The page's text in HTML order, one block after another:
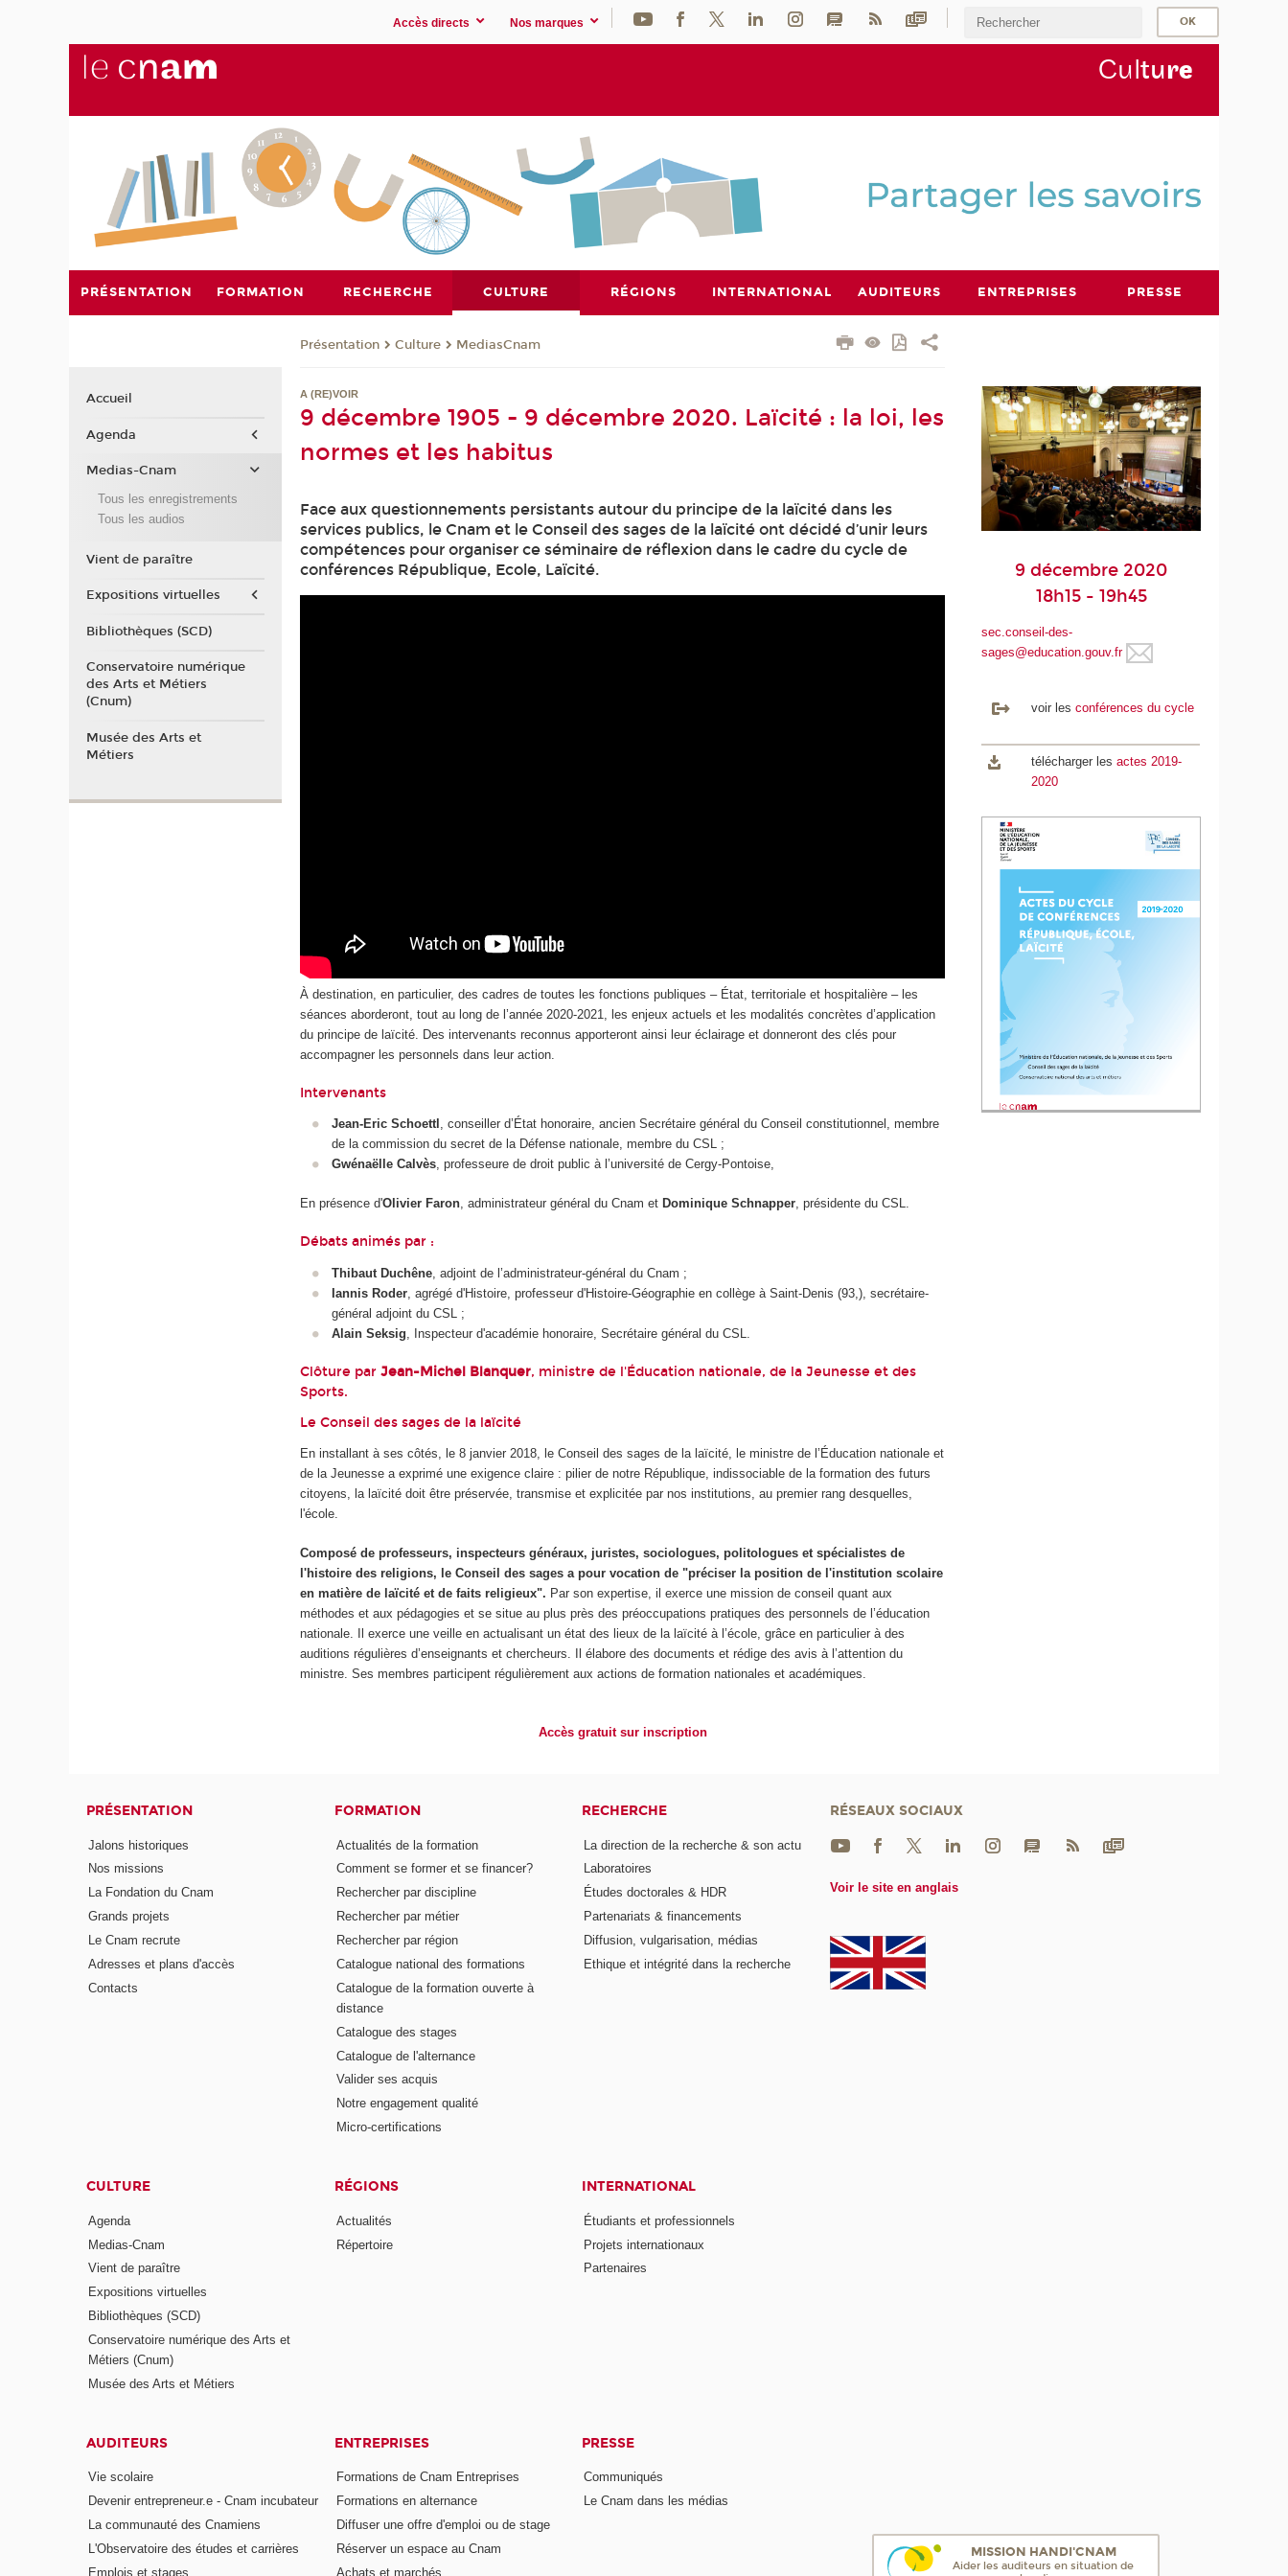
Accès directs Nos marques
Culture
PRÉSENTATION FORMATION RECHERCHE CULTURE RÉGIONS INTERNATIONAL AUDITEURS ENTREPRISES PRESSE
Présentation Culture MediasCnam
A (RE)VOIR
9 décembre 1905 - 9 décembre 2020. Laïcité : la loi, les
normes et les habitus
Face aux questionnements persistants autour du principe de la laïcité dans les
services publics, le Cnam et le Conseil des sages de la laïcité ont décidé d’unir leurs
compétences pour organiser ce séminaire de réflexion dans le cadre du cycle de
conférences République, Ecole, Laïcité.
À destination, en particulier, des cadres de toutes les fonctions publiques – État, territoriale et hospitalière – les
séances aborderont, tout au long de l’année 2020-2021, les enjeux actuels et les modalités concrètes d’application
du principe de laïcité. Des intervenants reconnus apporteront ainsi leur éclairage et donneront des clés pour
accompagner les personnels dans leur action.
Intervenants
Jean-Eric Schoettl , conseiller d’État honoraire, ancien Secrétaire général du Conseil constitutionnel, membre
de la commission du secret de la Défense nationale, membre du CSL ;
Gwénaëlle Calvès, professeure de droit public à l’université de Cergy-Pontoise,
En présence d'Olivier Faron , administrateur général du Cnam et Dominique Schnapper , présidente du CSL.
Débats animés par :
Thibaut Duchêne, adjoint de l’administrateur-général du Cnam ;
Iannis Roder, agrégé d'Histoire, professeur d'Histoire-Géographie en collège à Saint-Denis (93,), secrétaire-
général adjoint du CSL ;
Alain Seksig , Inspecteur d'académie honoraire, Secrétaire général du CSL.
Clôture parJean-Michel Blanquer, ministre de l'Éducation nationale, de la Jeunesse et des
Sports.
Le Conseil des sages de la laïcité
En installant à ses côtés, le 8 janvier 2018, le Conseil des sages de la laïcité, le ministre de l’Éducation nationale et
de la Jeunesse a exprimé une exigence claire : pilier de notre République, indissociable de la formation des futurs
citoyens, la laïcité doit être préservée, transmise et explicitée par nos institutions, au premier rang desquelles,
l'école.
Composé de professeurs, inspecteurs généraux, juristes, sociologues, politologues et spécialistes de
l'histoire des religions, le Conseil des sages a pour vocation de "préciser la position de l'institution scolaire
en matière de laïcité et de faits religieux". Par son expertise, il exerce une mission de conseil quant aux
méthodes et aux pédagogies et se situe au plus près des préoccupations pratiques des personnels de l’éducation
nationale. Il exerce une veille en actualisant un état des lieux de la laïcité à l’école, grâce en particulier à des
auditions régulières d’enseignants et chercheurs. Il élabore des documents et rédige des avis à l’attention du
ministre. Ses membres participent régulièrement aux actions de formation nationales et académiques.
Accès gratuit sur inscription
9 décembre 2020
18h15 - 19h45
sec.conseil-des-
sages@education.gouv.fr
voir les conférences du cycle
télécharger les actes 2019-
2020
Accueil
Agenda
Medias-Cnam
Tous les enregistrements
Tous les audios
Vient de paraître
Expositions virtuelles
Bibliothèques (SCD)
Conservatoire numérique
des Arts et Métiers
(Cnum)
Musée des Arts et
Métiers
PRÉSENTATION
Jalons historiques
Nos missions
La Fondation du Cnam
Grands projets
Le Cnam recrute
Adresses et plans d'accès
Contacts
FORMATION
Actualités de la formation
Comment se former et se financer?
Rechercher par discipline
Rechercher par métier
Rechercher par région
Catalogue national des formations
Catalogue de la formation ouverte à
distance
Catalogue des stages
Catalogue de l'alternance
Valider ses acquis
Notre engagement qualité
Micro-certifications
RECHERCHE
La direction de la recherche & son actu
Laboratoires
Études doctorales & HDR
Partenariats & financements
Diffusion, vulgarisation, médias
Ethique et intégrité dans la recherche
CULTURE
Agenda
Medias-Cnam
Vient de paraître
Expositions virtuelles
Bibliothèques (SCD)
Conservatoire numérique des Arts et
Métiers (Cnum)
Musée des Arts et Métiers
RÉGIONS
Actualités
Répertoire
INTERNATIONAL
Étudiants et professionnels
Projets internationaux
Partenaires
AUDITEURS
Vie scolaire
Devenir entrepreneur.e - Cnam incubateur
La communauté des Cnamiens
L'Observatoire des études et carrières
Emplois et stages
ENTREPRISES
Formations de Cnam Entreprises
Formations en alternance
Diffuser une offre d'emploi ou de stage
Réserver un espace au Cnam
Achats et marchés
PRESSE
Communiqués
Le Cnam dans les médias
RÉSEAUX SOCIAUX
Voir le site en anglais
MISSION HANDI'CNAM
Aider les auditeurs en situation de